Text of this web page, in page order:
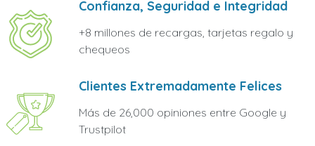
Confianza, Seguridad e Integridad
+8 millones de recargas, tarjetas regalo y
chequeos
Clientes Extremadamente Felices
Más de 26,000 opiniones entre Google y
Trustpilot